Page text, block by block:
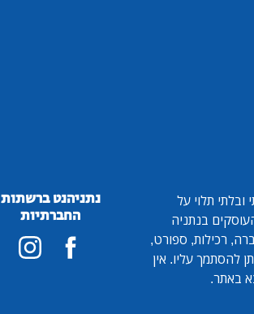
תלוי על
בנתניה
רכילות, ספורט,
להסתמך עליו. אין
באתר.
נתניהנט ברשתות
החברתיות